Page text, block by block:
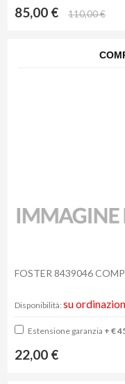
85,00 € 110,00 €
FOSTER 8439046
Disponibilità: su
Estensione garanzia + €
22,00 €